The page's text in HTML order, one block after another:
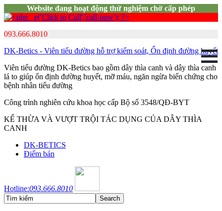
Website đang hoạt động thử nghiệm chờ cấp phép
093.666.8010
DK-Betics - Viên tiểu đường hỗ trợ kiểm soát, Ổn định đường huyết
Viên tiểu đường DK-Betics bao gồm dây thìa canh và dây thìa canh
lá to giúp ổn định đường huyết, mỡ máu, ngăn ngừa biến chứng cho
bệnh nhân tiểu đường
Công trình nghiên cứu khoa học cấp Bộ số 3548/QĐ-BYT
KẾ THỪA VÀ VƯỢT TRỘI TÁC DỤNG CỦA DÂY THÌA
CANH
DK-BETICS
Điểm bán
Hotline:093.666.8010